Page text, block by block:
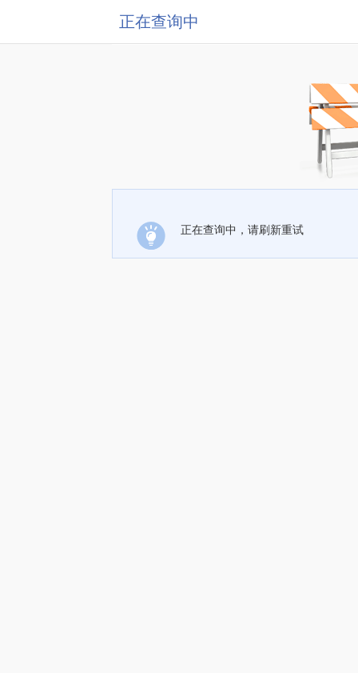
正在查询中
正在查询中，请刷新重试